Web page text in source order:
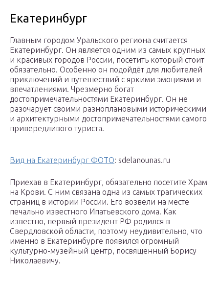
Екатеринбург
Главным городом Уральского региона считается
Екатеринбург. Он является одним из самых крупных
и красивых городов России, посетить который стоит
обязательно. Особенно он подойдёт для любителей
приключений и путешествий с яркими эмоциями и
впечатлениями. Чрезмерно богат
достопримечательностями Екатеринбург. Он не
разочарует своими разноплановыми историческими
и архитектурными достопримечательностями самого
привередливого туриста.
Вид на Екатеринбург ФОТО: sdelanounas.ru
Приехав в Екатеринбург, обязательно посетите Храм
на Крови. С ним связана одна из самых трагических
страниц в истории России. Его возвели на месте
печально известного Ипатьевского дома. Как
известно, первый президент РФ родился в
Свердловской области, поэтому неудивительно, что
именно в Екатеринбурге появился огромный
культурно-музейный центр, посвященный Борису
Николаевичу.